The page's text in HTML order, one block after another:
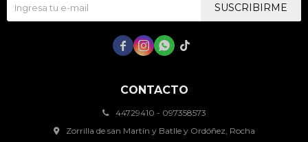
CONTACTO
44729410 - 097358573
Zorrilla de san Martín y Batlle y Ordóñez, Rocha
SUSCRIBIRME
   